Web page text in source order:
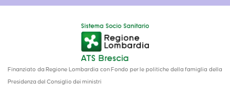
Finanziato da Regione Lombardia con Fondo per le politiche della famiglia della
Presidenza del Consiglio dei ministri